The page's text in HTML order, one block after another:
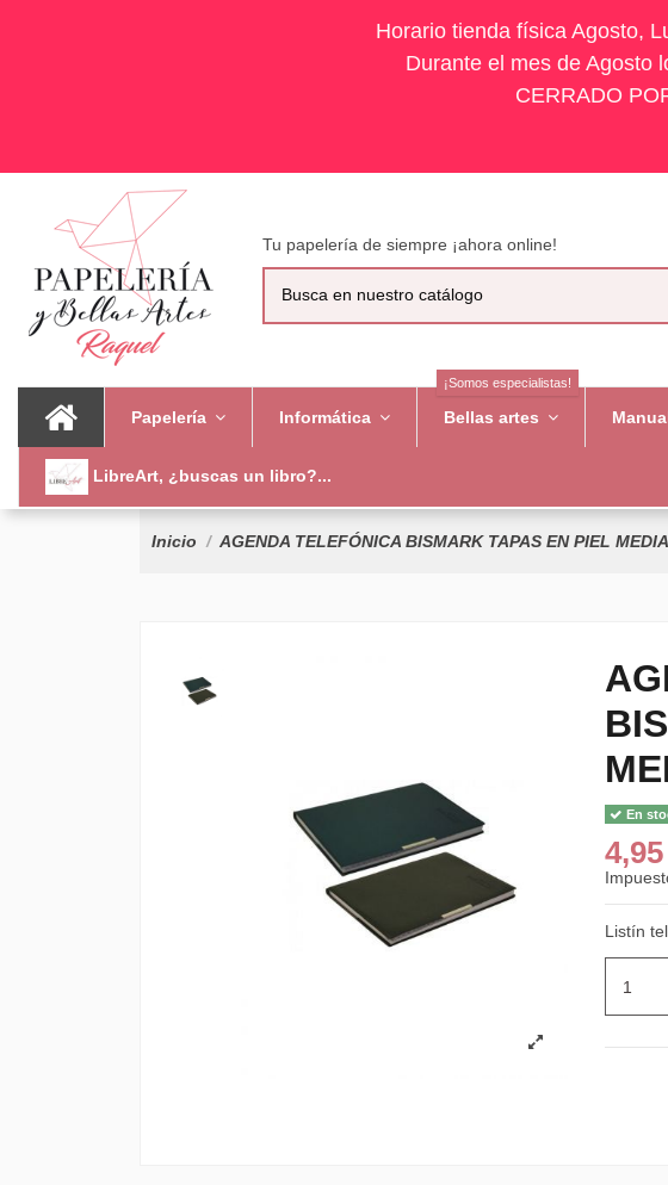
Horario tienda física Agosto,
Durante el mes de Agosto
CERRADO
Tu papelería de siempre ¡ahora online!
Papelería Informática Bellas artes
¡Somos especialistas!
LibreArt, ¿buscas un libro?...
Inicio AGENDA TELEFÓNICA BISMARK TAPAS EN PIEL
En
Listín